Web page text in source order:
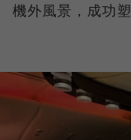
機外風景，成功